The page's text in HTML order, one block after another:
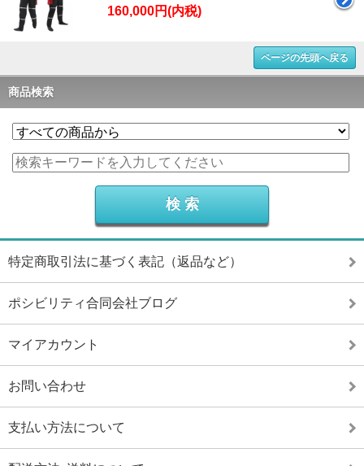
160,000円(内税)
ページの先頭へ戻る
商品検索
特定商取引法に基づく表記（返品など）
ポシビリティ合同会社ブログ
マイアカウント
お問い合わせ
支払い方法について